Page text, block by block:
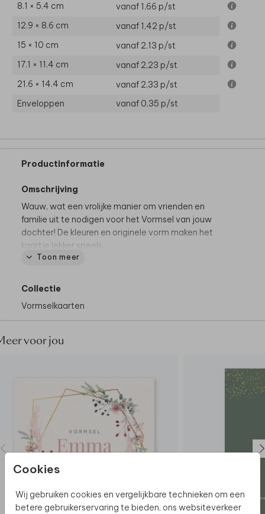
Cookies
Wij gebruiken cookies en vergelijkbare technieken om een
betere gebruikerservaring te bieden, ons websiteverkeer
8.1 × 5.4 cm
vanaf 1,66 p/st
12.9 × 8.6 cm
vanaf 1,42 p/st
15 × 10 cm
vanaf 2,13 p/st
17.1 × 11.4 cm
vanaf 2,23 p/st
21.6 × 14.4 cm
vanaf 2,33 p/st
Enveloppen
vanaf 0,35 p/st
Productinformatie
Omschrijving
Wauw, wat een vrolijke manier om vrienden en
familie uit te nodigen voor het Vormsel van jouw
dochter! De kleuren en originele vorm maken het
kaartje lekker speels.
Toon meer
Collectie
Vormselkaarten
voor jou